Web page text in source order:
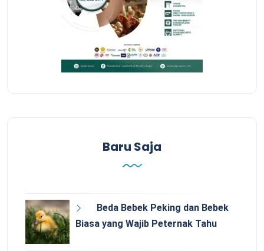
Baru Saja
Beda Bebek Peking dan Bebek
Biasa yang Wajib Peternak Tahu